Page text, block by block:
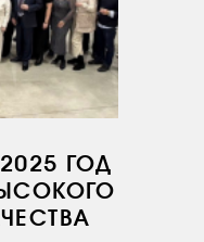
ГОД